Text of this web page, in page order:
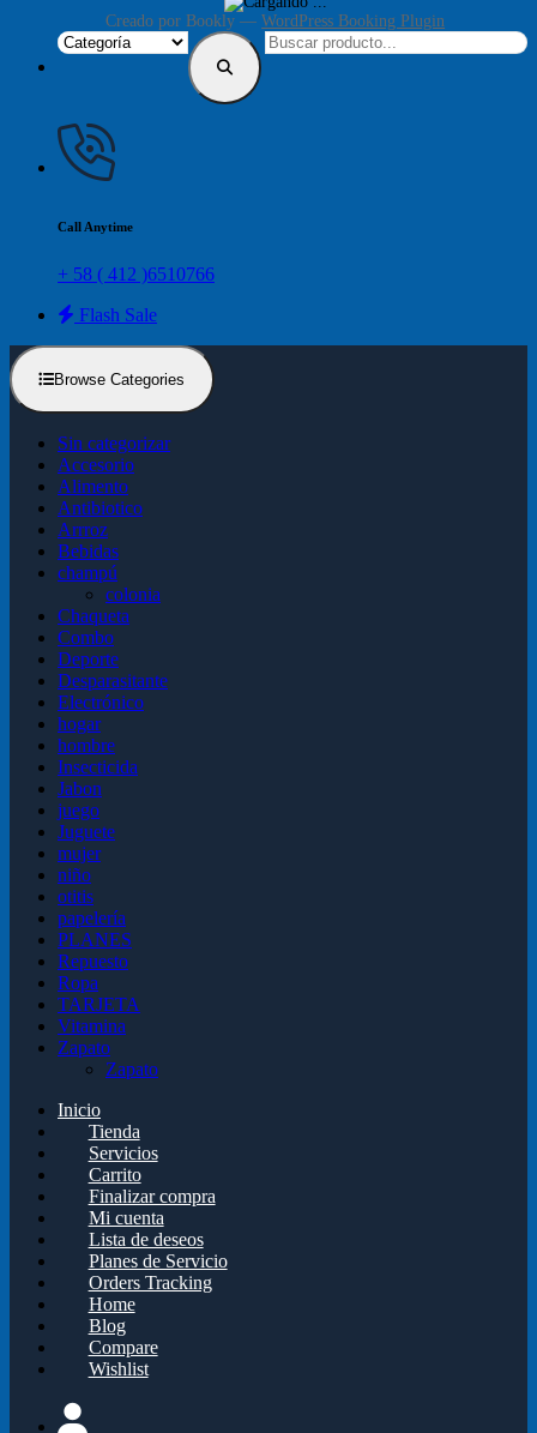
Creado por Bookly —WordPress Booking Plugin
Call Anytime
+ 58 ( 412 )6510766
Flash Sale
Browse Categories
Sin categorizar
Accesorio
Alimento
Antibiotico
Arrroz
Bebidas
champú
colonia
Chaqueta
Combo
Deporte
Desparasitante
Electrónico
hogar
hombre
Insecticida
Jabon
juego
Juguete
mujer
niño
otitis
papelería
PLANES
Repuesto
Ropa
TARJETA
Vitamina
Zapato
Zapato
Inicio
Tienda
Servicios
Carrito
Finalizar compra
Mi cuenta
Lista de deseos
Planes de Servicio
Orders Tracking
Home
Blog
Compare
Wishlist